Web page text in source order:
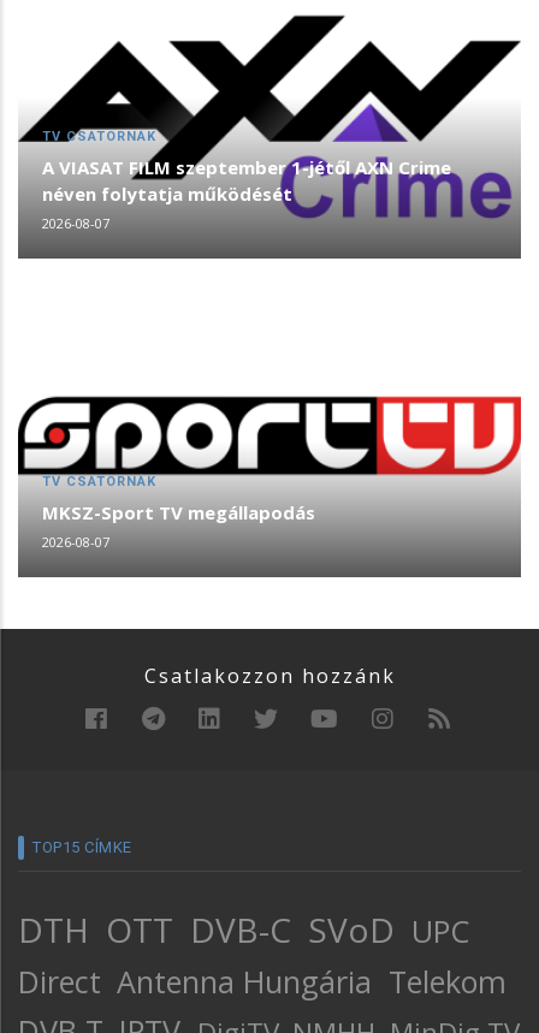
TV CSATORNÁK
A VIASAT FILM szeptember 1-jétől AXN Crime
néven folytatja működését
2026-08-07
TV CSATORNÁK
MKSZ-Sport TV megállapodás
2026-08-07
Csatlakozzon hozzánk
TOP15 CÍMKE
DTH OTT DVB-C SVoD UPC
Direct Antenna Hungária Telekom